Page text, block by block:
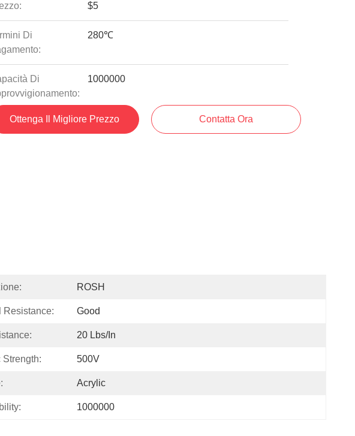
$5
Di
280℃
Di
1000000
Ottenga Il Migliore Prezzo Contatta Ora
ROSH
Resistance: Good
20 Lbs/in
Strength: 500V
Acrylic
1000000